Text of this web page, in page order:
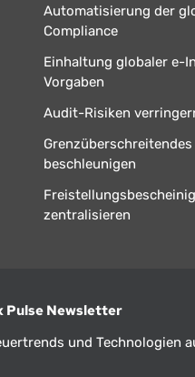
Automatisierung der
Compliance
Einhaltung globaler e-
Vorgaben
Audit-Risiken
beschleunigen
zentralisieren
Pulse Newsletter
und Technologien